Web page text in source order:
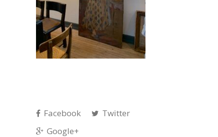
Facebook
Twitter
Google+